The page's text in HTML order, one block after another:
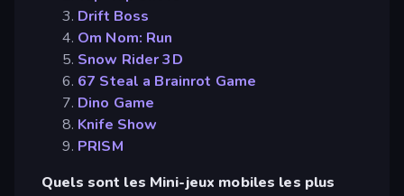
Drift Boss
Om Nom: Run
Snow Rider 3D
67 Steal a Brainrot Game
Dino Game
Knife Show
PRISM
Quels sont les Mini-jeux mobiles les plus